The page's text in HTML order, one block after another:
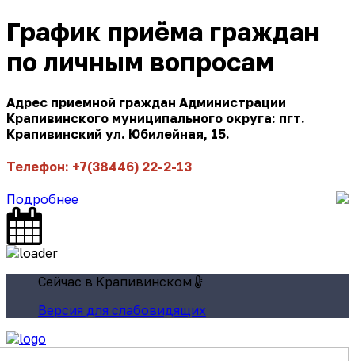
График приёма граждан
по личным вопросам
Адрес приемной граждан Администрации
Крапивинского муниципального округа: пгт.
Крапивинский ул. Юбилейная, 15.
Телефон: +7(38446) 22-2-13
Подробнее
Сейчас в Крапивинском
Версия для слабовидящих